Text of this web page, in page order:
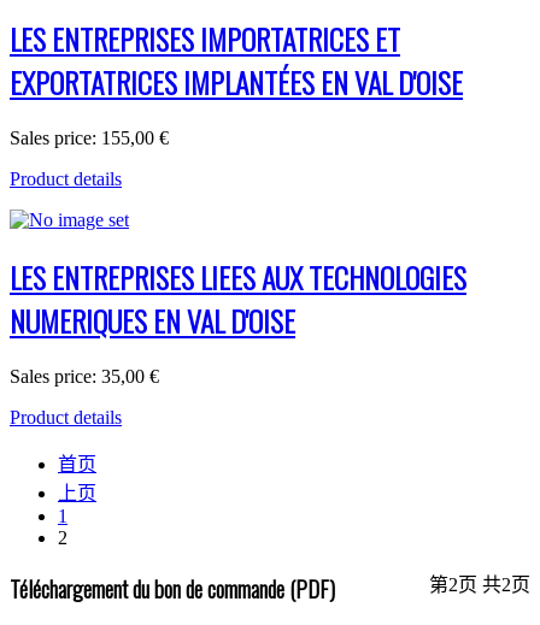
LES ENTREPRISES IMPORTATRICES ET
EXPORTATRICES IMPLANTÉES EN VAL D'OISE
Sales price: 155,00 €
Product details
LES ENTREPRISES LIEES AUX TECHNOLOGIES
NUMERIQUES EN VAL D'OISE
Sales price: 35,00 €
Product details
首页
上页
1
2
第2页 共2页
Téléchargement du bon de commande (PDF)